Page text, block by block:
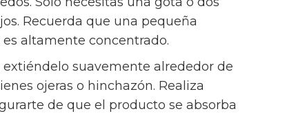
Recuerda que una pequeña
altamente concentrado.
suavemente alrededor de
ojeras o hinchazón. Realiza
de que el producto se absorba